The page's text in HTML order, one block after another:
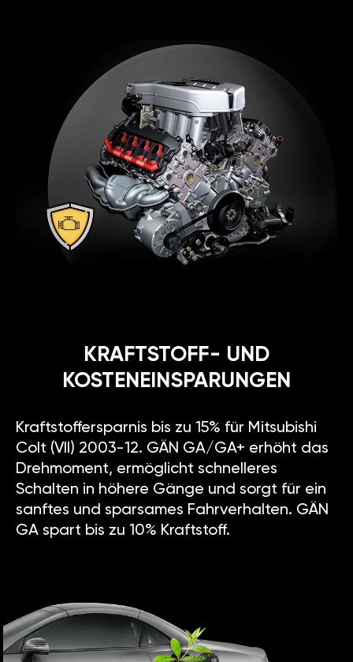
KRAFTSTOFF- UND
KOSTENEINSPARUNGEN
Kraftstoffersparnis bis zu 15% für Mitsubishi
Colt (VII) 2003-12. GÄN GA/GA+ erhöht das
Drehmoment, ermöglicht schnelleres
Schalten in höhere Gänge und sorgt für ein
sanftes und sparsames Fahrverhalten. GÄN
GA spart bis zu 10% Kraftstoff.